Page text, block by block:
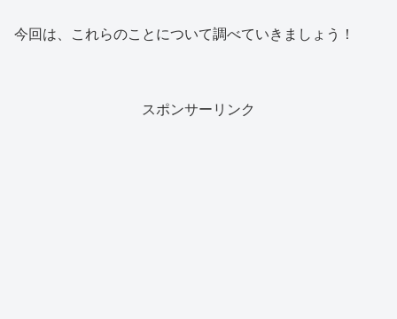
今回は、これらのことについて調べていきましょう！
スポンサーリンク